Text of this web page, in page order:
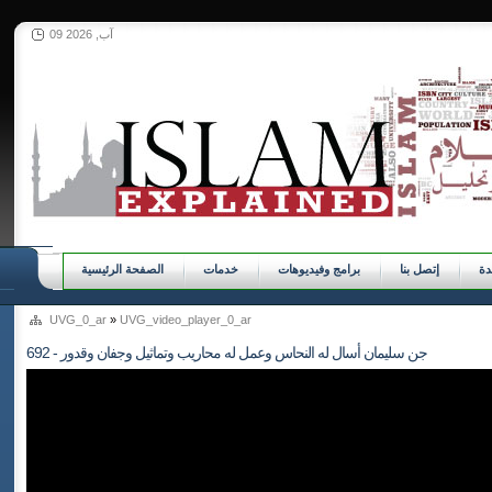
09 آب, 2026
الصفحة الرئيسية خدمات برامج وفيديوهات إتصل بنا
UVG_0_ar » UVG_video_player_0_ar
692 - جن سليمان أسال له النحاس وعمل له محاريب وتماثيل وجفان وقدور